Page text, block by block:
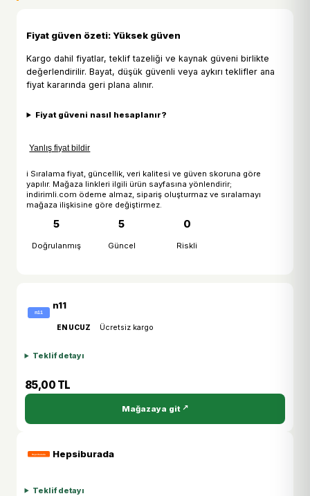
Fiyat güven özeti: Yüksek güven
Kargo dahil fiyatlar, teklif tazeliği ve kaynak güveni birlikte
değerlendirilir. Bayat, düşük güvenli veya aykırı teklifler ana
fiyat kararında geri plana alınır.
Fiyat güveni nasıl hesaplanır?
Yanlış fiyat bildir
ℹ Sıralama fiyat, güncellik, veri kalitesi ve güven skoruna göre
yapılır. Mağaza linkleri ilgili ürün sayfasına yönlendirir;
indirimli.com ödeme almaz, sipariş oluşturmaz ve sıralamayı
mağaza ilişkisine göre değiştirmez.
5
Doğrulanmış
5
Güncel
0
Riskli
n11
EN UCUZ Ücretsiz kargo
Teklif detayı
85,00 TL
Mağazaya git
Hepsiburada
Teklif detayı